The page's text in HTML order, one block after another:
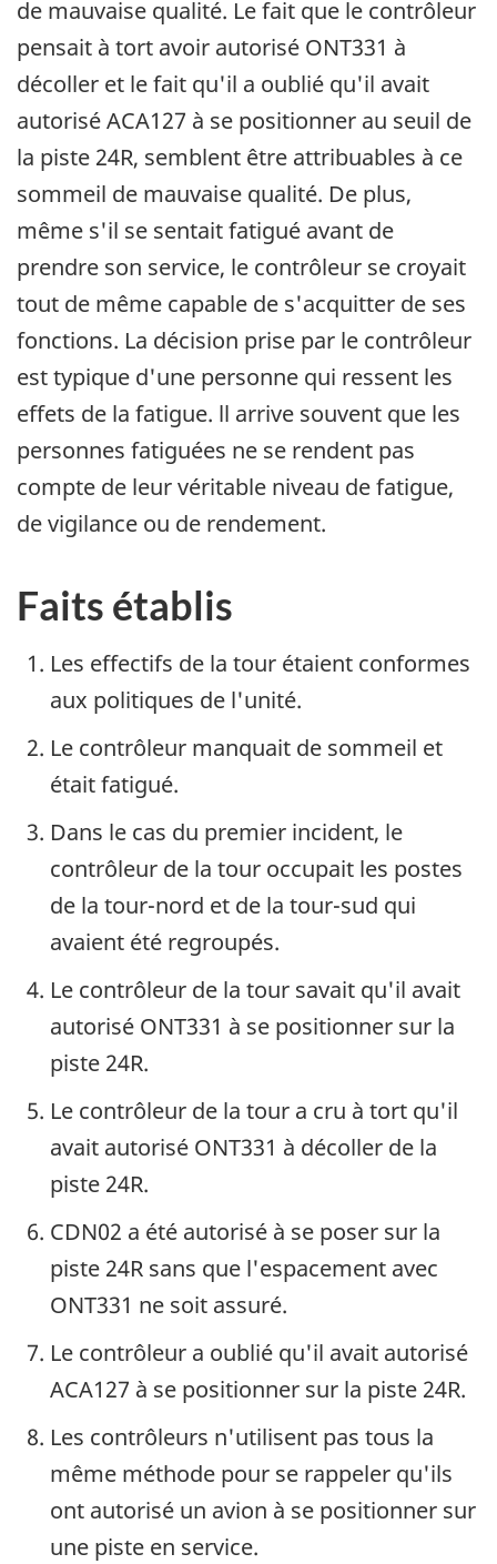
de mauvaise qualité. Le fait que le contrôleur
pensait à tort avoir autorisé ONT331 à
décoller et le fait qu'il a oublié qu'il avait
autorisé ACA127 à se positionner au seuil de
la piste 24R, semblent être attribuables à ce
sommeil de mauvaise qualité. De plus,
même s'il se sentait fatigué avant de
prendre son service, le contrôleur se croyait
tout de même capable de s'acquitter de ses
fonctions. La décision prise par le contrôleur
est typique d'une personne qui ressent les
effets de la fatigue. ll arrive souvent que les
personnes fatiguées ne se rendent pas
compte de leur véritable niveau de fatigue,
de vigilance ou de rendement.
Faits établis
Les effectifs de la tour étaient conformes
aux politiques de l'unité.
Le contrôleur manquait de sommeil et
était fatigué.
Dans le cas du premier incident, le
contrôleur de la tour occupait les postes
de la tour-nord et de la tour-sud qui
avaient été regroupés.
Le contrôleur de la tour savait qu'il avait
autorisé ONT331 à se positionner sur la
piste 24R.
Le contrôleur de la tour a cru à tort qu'il
avait autorisé ONT331 à décoller de la
piste 24R.
CDN02 a été autorisé à se poser sur la
piste 24R sans que l'espacement avec
ONT331 ne soit assuré.
Le contrôleur a oublié qu'il avait autorisé
ACA127 à se positionner sur la piste 24R.
Les contrôleurs n'utilisent pas tous la
même méthode pour se rappeler qu'ils
ont autorisé un avion à se positionner sur
une piste en service.